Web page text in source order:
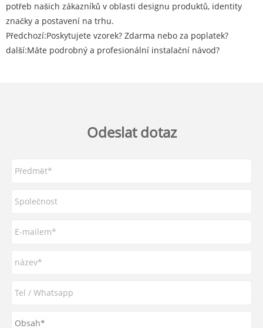
potřeb našich zákazníků v oblasti designu produktů, identity
značky a postavení na trhu.
Předchozí:Poskytujete vzorek? Zdarma nebo za poplatek?
další:Máte podrobný a profesionální instalační návod?
Odeslat dotaz